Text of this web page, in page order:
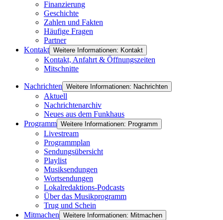
Finanzierung
Geschichte
Zahlen und Fakten
Häufige Fragen
Partner
Kontakt Weitere Informationen: Kontakt
Kontakt, Anfahrt & Öffnungszeiten
Mitschnitte
Nachrichten Weitere Informationen: Nachrichten
Aktuell
Nachrichtenarchiv
Neues aus dem Funkhaus
Programm Weitere Informationen: Programm
Livestream
Programmplan
Sendungsübersicht
Playlist
Musiksendungen
Wortsendungen
Lokalredaktions-Podcasts
Über das Musikprogramm
Trug und Schein
Mitmachen Weitere Informationen: Mitmachen